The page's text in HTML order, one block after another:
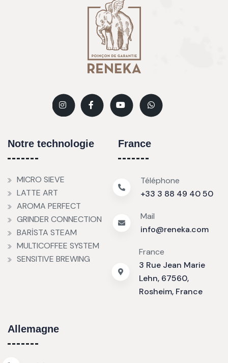
Notre technologie
MICRO SIEVE
LATTE ART
AROMA PERFECT
GRINDER CONNECTION
BARİSTA STEAM
MULTICOFFEE SYSTEM
SENSITIVE BREWING
France
Téléphone
+33 3 88 49 40 50
Mail
info@reneka.com
France
3 Rue Jean Marie
Lehn, 67560,
Rosheim, France
Allemagne